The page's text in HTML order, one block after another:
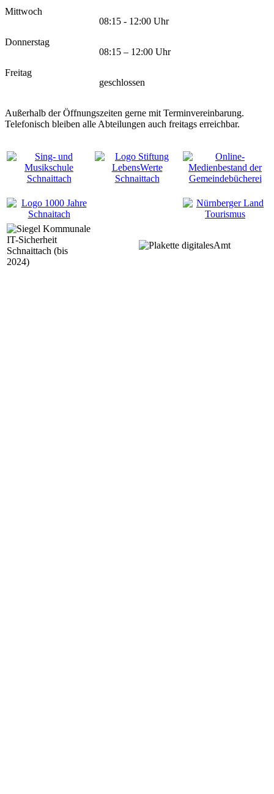
Mittwoch
08:15 - 12:00 Uhr
Donnerstag
08:15 – 12:00 Uhr
Freitag
geschlossen
Außerhalb der Öffnungszeiten gerne mit Terminvereinbarung.
Telefonisch bleiben alle Abteilungen auch freitags erreichbar.